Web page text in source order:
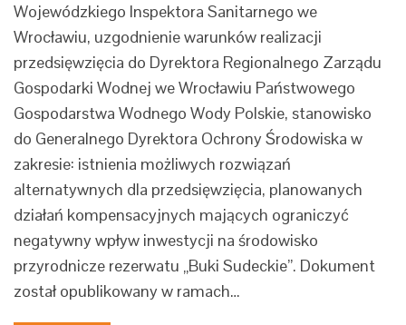
Wojewódzkiego Inspektora Sanitarnego we
Wrocławiu, uzgodnienie warunków realizacji
przedsięwzięcia do Dyrektora Regionalnego Zarządu
Gospodarki Wodnej we Wrocławiu Państwowego
Gospodarstwa Wodnego Wody Polskie, stanowisko
do Generalnego Dyrektora Ochrony Środowiska w
zakresie: istnienia możliwych rozwiązań
alternatywnych dla przedsięwzięcia, planowanych
działań kompensacyjnych mających ograniczyć
negatywny wpływ inwestycji na środowisko
przyrodnicze rezerwatu „Buki Sudeckie”. Dokument
został opublikowany w ramach…